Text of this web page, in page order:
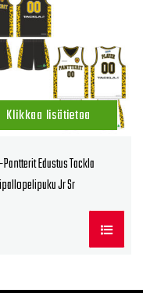
Klikkaa lisätietoa
Edustus Tackla
Jr Sr